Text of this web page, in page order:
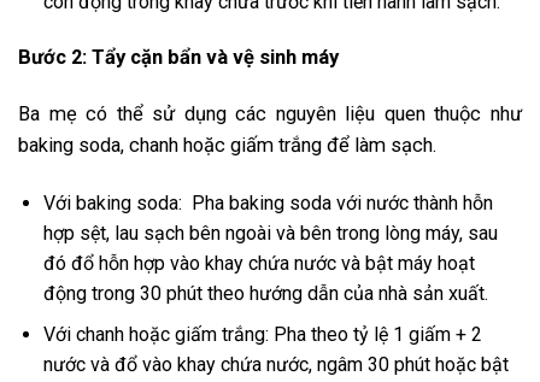
Bước 2: Tẩy cặn bẩn và vệ sinh máy
Ba mẹ có thể sử dụng các nguyên liệu quen thuộc như
baking soda, chanh hoặc giấm trắng để làm sạch.
Với baking soda: Pha baking soda với nước thành hỗn
hợp sệt, lau sạch bên ngoài và bên trong lòng máy, sau
đó đổ hỗn hợp vào khay chứa nước và bật máy hoạt
động trong 30 phút theo hướng dẫn của nhà sản xuất.
Với chanh hoặc giấm trắng: Pha theo tỷ lệ 1 giấm + 2
nước và đổ vào khay chứa nước, ngâm 30 phút hoặc bật